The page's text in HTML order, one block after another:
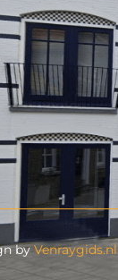
byVenraygids.nl